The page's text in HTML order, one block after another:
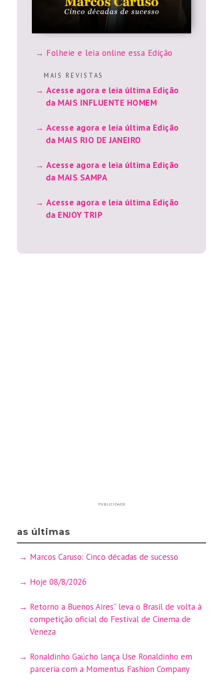
Folheie e leia online essa Edição
M A I S R E V I S T A S
Acesse agora e leia última Edição
da MAIS INFLUENTE HOMEM
Acesse agora e leia última Edição
da MAIS RIO DE JANEIRO
Acesse agora e leia última Edição
da MAIS SAMPA
Acesse agora e leia última Edição
da ENJOY TRIP
PUBLICIDADE
as últimas
Marcos Caruso: Cinco décadas de sucesso
Hoje 08/8/2026
Retorno a Buenos Aires” leva o Brasil de volta à
competição oficial do Festival de Cinema de
Veneza
Ronaldinho Gaúcho lança Use Ronaldinho em
parceria com a Momentus Fashion Company